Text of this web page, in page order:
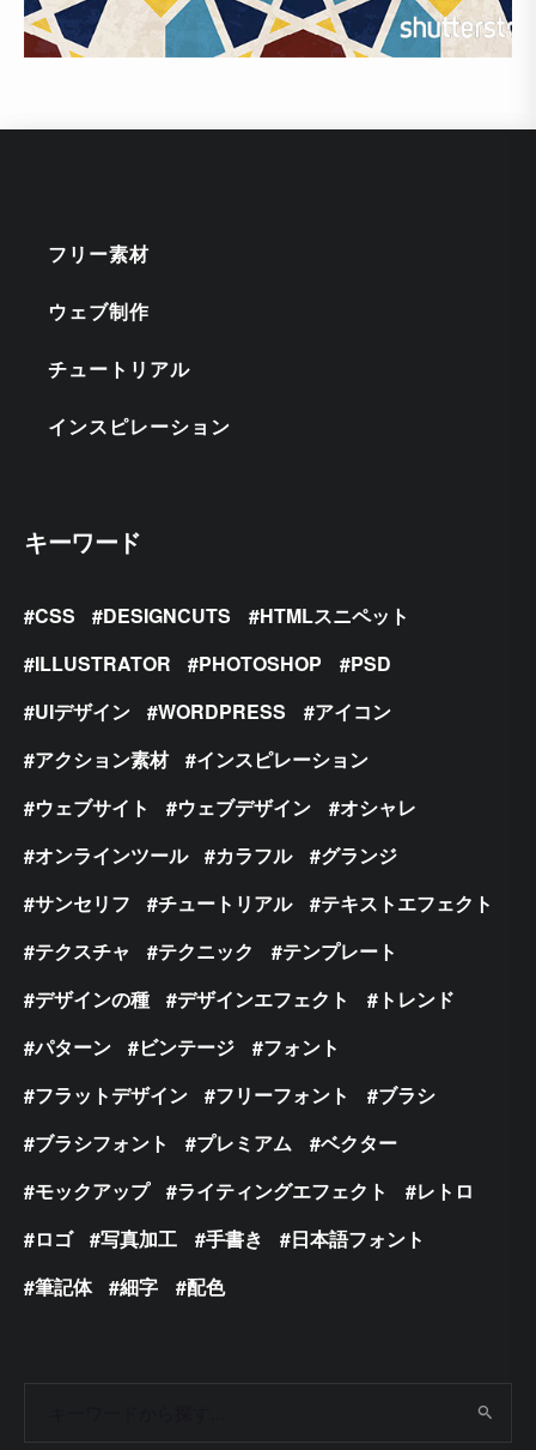
フリー素材
ウェブ制作
チュートリアル
インスピレーション
キーワード
CSS DESIGNCUTS
HTMLスニペット
ILLUSTRATOR
PHOTOSHOP
PSD
UIデザイン
WORDPRESS
アイコン
アクション素材
インスピレーション
ウェブサイト
ウェブデザイン
オシャレ
オンラインツール
カラフル
グランジ
サンセリフ
チュートリアル
テキストエフェクト
テクスチャ
テクニック
テンプレート
デザインの種
デザインエフェクト
トレンド
パターン
ビンテージ
フォント
フラットデザイン
フリーフォント
ブラシ
ブラシフォント
プレミアム
ベクター
モックアップ
ライティングエフェクト
レトロ
ロゴ
写真加工 手書き
日本語フォント
筆記体
細字 配色